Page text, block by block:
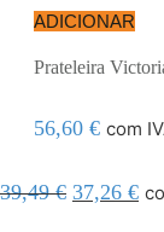
ADICIONAR
Prateleira
56,60 € com
39,49€ 37,26 €